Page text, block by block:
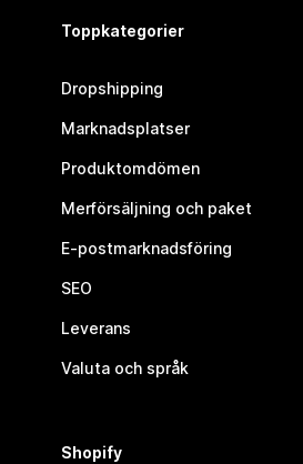
Toppkategorier
Dropshipping
Marknadsplatser
Produktomdömen
Merförsäljning och paket
E-postmarknadsföring
SEO
Leverans
Valuta och språk
Shopify